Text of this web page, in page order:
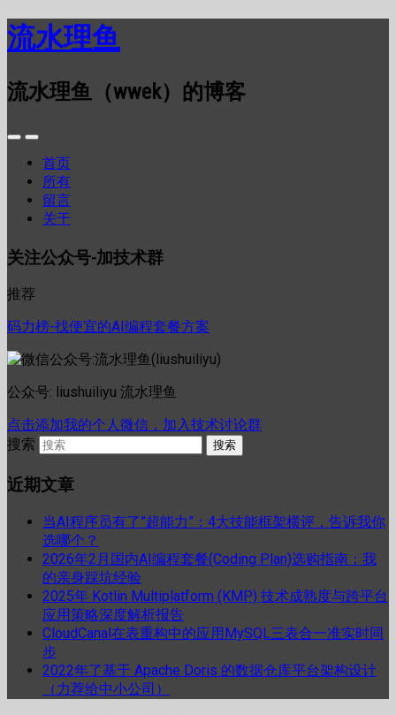
流水理鱼
流水理鱼（wwek）的博客
首页
所有
留言
关于
关注公众号-加技术群
推荐
码力榜-找便宜的AI编程套餐方案
公众号: liushuiliyu 流水理鱼
点击添加我的个人微信，加入技术讨论群
搜索
近期文章
当AI程序员有了”超能力”：4大技能框架横评，告诉我你
选哪个？
2026年2月国内AI编程套餐(Coding Plan)选购指南：我
的亲身踩坑经验
2025年 Kotlin Multiplatform (KMP) 技术成熟度与跨平台
应用策略深度解析报告
CloudCanal在表重构中的应用MySQL三表合一准实时同
步
2022年了基于 Apache Doris 的数据仓库平台架构设计
（力荐给中小公司）